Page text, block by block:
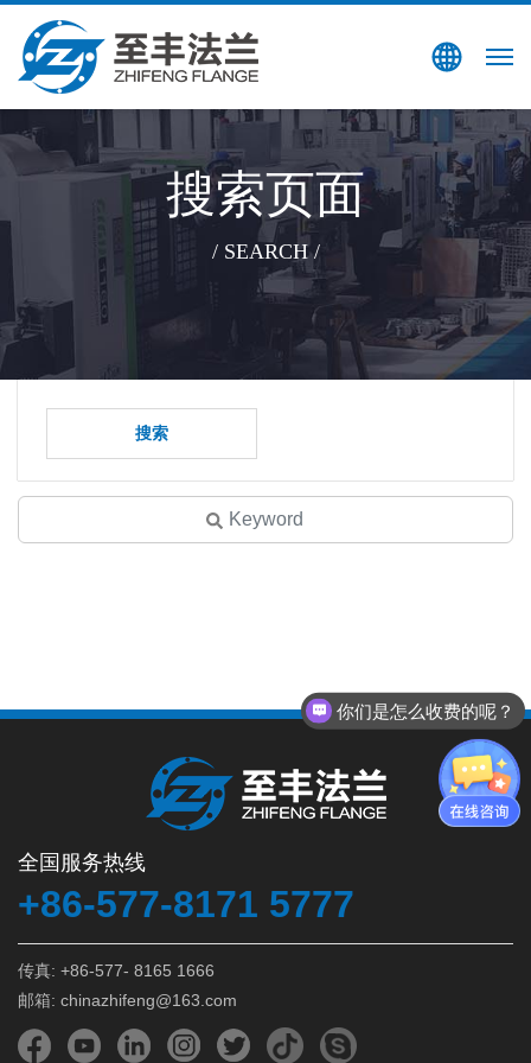
EN
搜索页面
/ SEARCH /
搜索
全国服务热线
+86-577-8171 5777
传真: +86-577- 8165 1666
邮箱: chinazhifeng@163.com
你们是怎么收费的呢？